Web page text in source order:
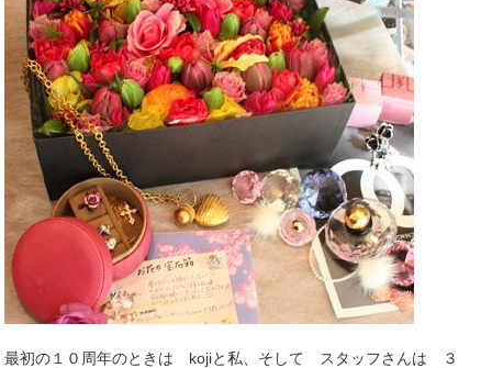
最初の１０周年のときは kojiと私、そして スタッフさんは ３